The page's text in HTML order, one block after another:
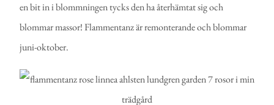
en bit in i blommningen tycks den ha återhämtat sig och
blommar massor! Flammentanz är remonterande och blommar
juni-oktober.